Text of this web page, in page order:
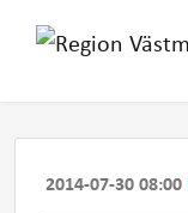
2014-07-30 08:00